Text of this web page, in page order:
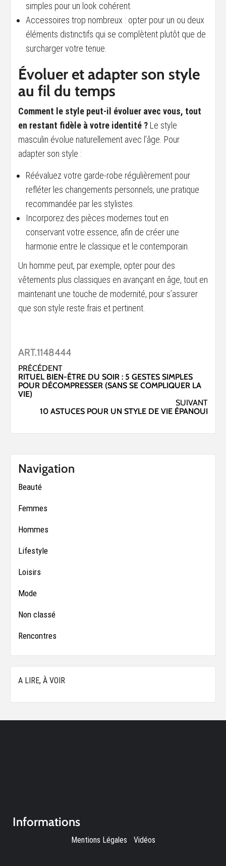
simples pour un look cohérent.
Accessoires trop nombreux : opter pour un ou deux
éléments distinctifs qui se complètent plutôt que de
surcharger votre tenue.
Évoluer et adapter son style
au fil du temps
Comment le style peut-il évoluer avec vous, tout
en restant fidèle à votre identité ? Le style
masculin évolue naturellement avec l’âge. Pour
adapter son style :
Réévaluez votre garde-robe régulièrement pour
refléter les changements personnels, une pratique
recommandée par les stylistes.
Incorporez des pièces modernes tout en
conservant votre essence, afin de créer une
harmonie entre le classique et le contemporain.
Un homme peut, par exemple, opter pour des
vêtements plus classiques en avançant en âge, tout en
maintenant une touche de modernité, pour s’assurer
que son style reste frais et pertinent.
ART.1148444
Navigation
d’article
PRÉCÉDENT
RITUEL BIEN-ÊTRE DU SOIR : 5 GESTES SIMPLES
POUR DÉCOMPRESSER (SANS SE COMPLIQUER LA
VIE)
SUIVANT
10 ASTUCES POUR UN STYLE DE VIE ÉPANOUI
Navigation
Beauté
Femmes
Hommes
Lifestyle
Loisirs
Mode
Non classé
Rencontres
A LIRE, À VOIR
Informations
Mentions Légales Vidéos